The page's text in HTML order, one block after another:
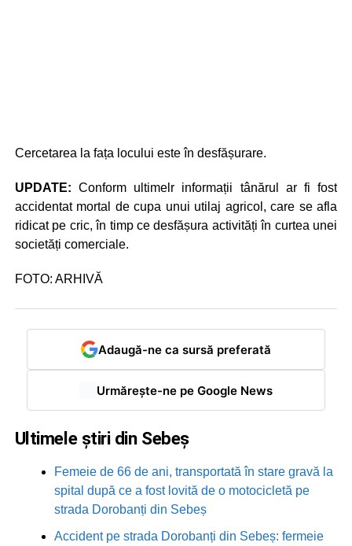
Cercetarea la fața locului este în desfășurare.
UPDATE: Conform ultimelr informații tânărul ar fi fost
accidentat mortal de cupa unui utilaj agricol, care se afla
ridicat pe cric, în timp ce desfășura activități în curtea unei
societăți comerciale.
FOTO: ARHIVĂ
Adaugă-ne ca sursă preferată
Urmărește-ne pe Google News
Ultimele știri din Sebeș
Femeie de 66 de ani, transportată în stare gravă la
spital după ce a fost lovită de o motocicletă pe
strada Dorobanți din Sebeș
Accident pe strada Dorobanți din Sebeș: fermeie